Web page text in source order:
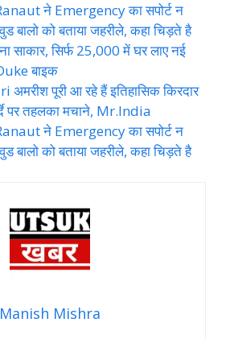
ने Emergency का सपोर्ट न
बालो को बताया जहरीले, कहा चिड़ते है
साकार, सिर्फ 25,000 में घर लाए नई
बाइक
पूरी आ रहे हैं इतिहासिक किरदार
पर तहलका मचाने, Mr.India
ने Emergency का सपोर्ट न
बालो को बताया जहरीले, कहा चिड़ते है
Manish Mishra